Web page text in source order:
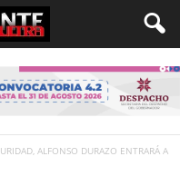
ALFONSO DURAZO ENTRARÁ A